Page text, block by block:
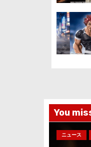
シ
ョ
ン
You
ニュース